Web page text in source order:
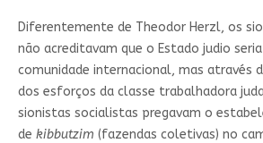
Diferentemente de Theodor Herzl, os
não acreditavam que o Estado judio
comunidade internacional, mas através
dos esforços da classe trabalhadora
sionistas socialistas pregavam o
de kibbutzim (fazendas coletivas) no